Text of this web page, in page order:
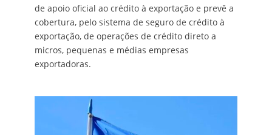
de apoio oficial ao crédito à exportação e prevê a
cobertura, pelo sistema de seguro de crédito à
exportação, de operações de crédito direto a
micros, pequenas e médias empresas
exportadoras.